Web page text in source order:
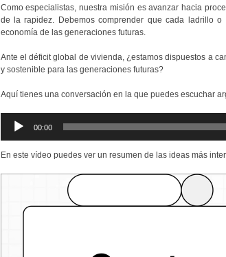
Como especialistas, nuestra misión es avanzar hacia
de la rapidez. Debemos comprender que cada ladrillo
economía de las generaciones futuras.
Ante el déficit global de vivienda, ¿estamos dispuestos a
y sostenible para las generaciones futuras?
Aquí tienes una conversación en la que puedes escuchar
audio
00:00
En este vídeo puedes ver un resumen de las ideas más